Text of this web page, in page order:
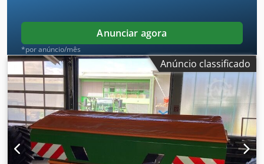
Anunciar agora
*por anúncio/mês
Anúncio classificado